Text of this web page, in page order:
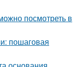
посмотреть в
пошаговая